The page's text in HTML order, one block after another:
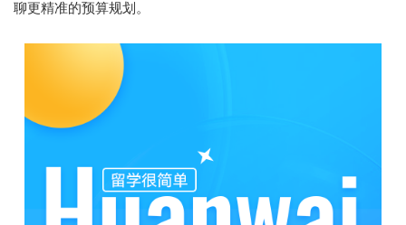
聊更精准的预算规划。